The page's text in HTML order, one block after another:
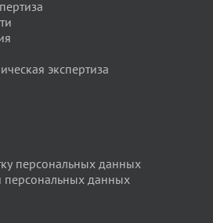
экспертиза
персональных данных
персональных данных